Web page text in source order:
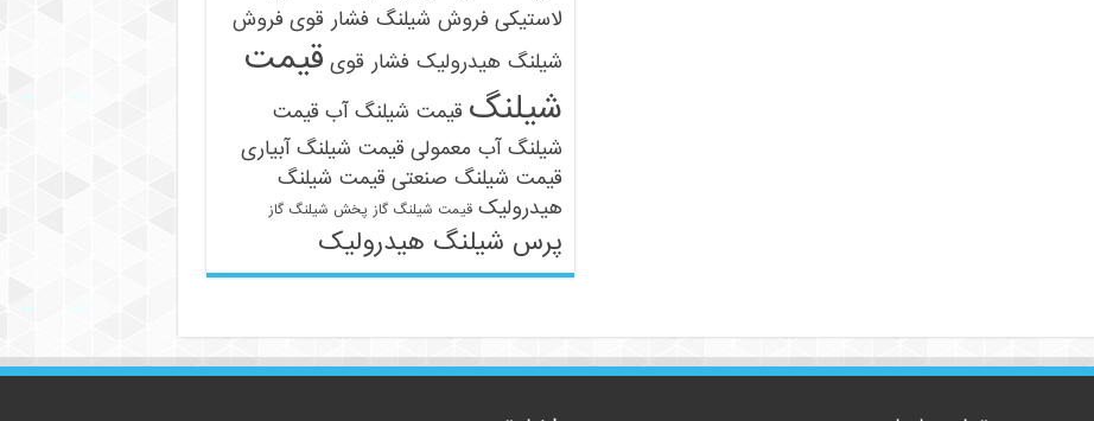
لاستیکی فروش شیلنگ فشار قوی فروش
شیلنگ هیدرولیک فشار قوی قیمت
شیلنگ قیمت شیلنگ آب قیمت
شیلنگ آب معمولی قیمت شیلنگ آبیاری
قیمت شیلنگ صنعتی قیمت شیلنگ
هیدرولیک قیمت شیلنگ گاز پخش شیلنگ گاز
پرس شیلنگ هیدرولیک